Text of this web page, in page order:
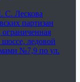
С. Лескова
партизан
ледовой
№7,9 по ул.